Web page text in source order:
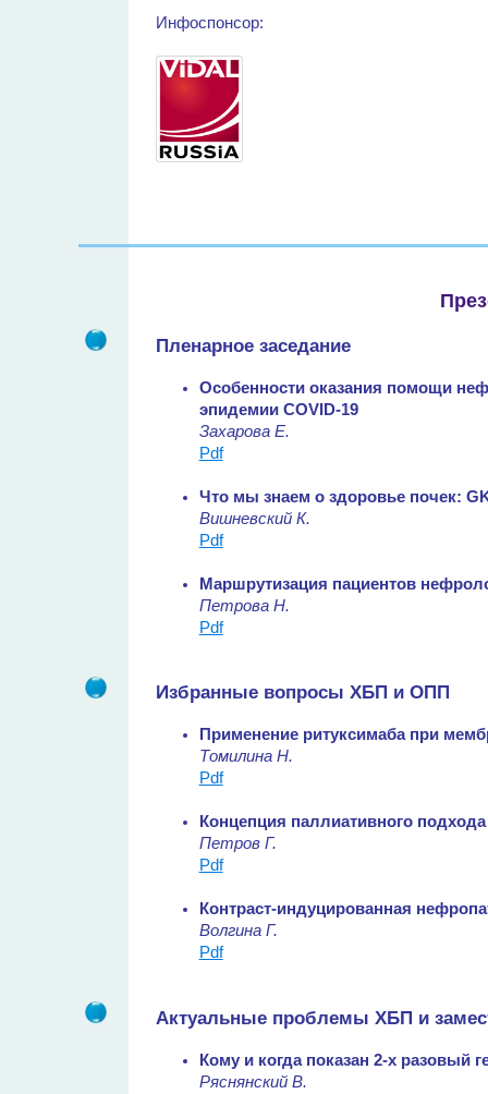
Инфоспонсор:
Пленарное заседание
Особенности оказания помощи
эпидемии COVID-19
Захарова Е.
Pdf
Что мы знаем о здоровье почек:
Вишневский К.
Pdf
Маршрутизация пациентов
Петрова Н.
Pdf
Избранные вопросы ХБП и ОПП
Применение ритуксимаба при
Томилина Н.
Pdf
Концепция паллиативного
Петров Г.
Pdf
Контраст-индуцированная
Волгина Г.
Pdf
Актуальные проблемы ХБП и
Кому и когда показан 2-х разовый
Ряснянский В.